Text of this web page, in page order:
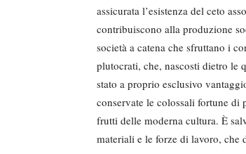
assicurata l’esistenza del ceto
contribuiscono alla produzione
società a catena che sfruttano i
plutocrati, che, nascosti dietro
stato a proprio esclusivo
conservate le colossali fortune di
frutti delle moderna cultura. È
materiali e le forze di lavoro, che